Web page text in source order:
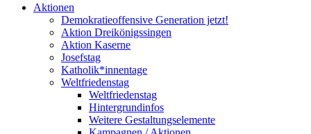
Aktionen
Demokratieoffensive Generation jetzt!
Aktion Dreikönigssingen
Aktion Kaserne
Josefstag
Katholik*innentage
Weltfriedenstag
Weltfriedenstag
Hintergrundinfos
Weitere Gestaltungselemente